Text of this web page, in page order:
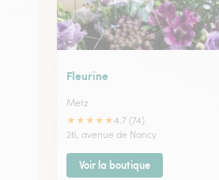
Fleurine
Metz
★★★★★4.7 (74)
26, avenue de Nancy
Voir la boutique